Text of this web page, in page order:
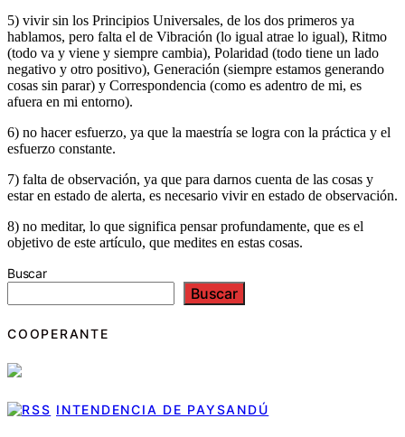
5) vivir sin los Principios Universales, de los dos primeros ya
hablamos, pero falta el de Vibración (lo igual atrae lo igual), Ritmo
(todo va y viene y siempre cambia), Polaridad (todo tiene un lado
negativo y otro positivo), Generación (siempre estamos generando
cosas sin parar) y Correspondencia (como es adentro de mi, es
afuera en mi entorno).
6) no hacer esfuerzo, ya que la maestría se logra con la práctica y el
esfuerzo constante.
7) falta de observación, ya que para darnos cuenta de las cosas y
estar en estado de alerta, es necesario vivir en estado de observación.
8) no meditar, lo que significa pensar profundamente, que es el
objetivo de este artículo, que medites en estas cosas.
Buscar
Buscar
COOPERANTE
INTENDENCIA DE PAYSANDÚ